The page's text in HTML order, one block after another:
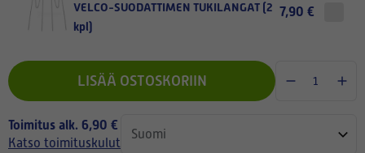
VELCO-SUODATTIMEN TUKILANGAT (2
kpl)
7,90 €
LISÄÄ OSTOSKORIIN
Toimitus alk. 6,90 €
Katso toimituskulut